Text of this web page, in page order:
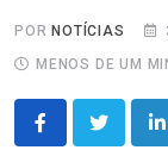
POR NOTÍCIAS
MENOS DE UM